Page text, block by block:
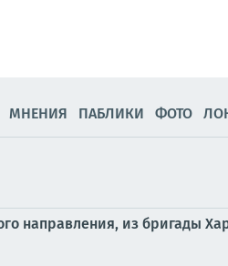
МНЕНИЯ ПАБЛИКИ ФОТО
направления, из бригады